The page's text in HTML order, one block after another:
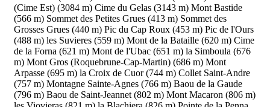
(Cime Est) (3084 m) Cime du Gelas (3143 m) Mont Bastide
(566 m) Sommet des Petites Grues (413 m) Sommet des
Grosses Grues (440 m) Pic du Cap Roux (453 m) Pic de l'Ours
(488 m) les Suvieres (559 m) Mont de la Bataille (620 m) Cime
de la Forna (621 m) Mont de l'Ubac (651 m) la Simboula (676
m) Mont Gros (Roquebrune-Cap-Martin) (686 m) Mont
Arpasse (695 m) la Croix de Cuor (744 m) Collet Saint-Andre
(757 m) Montagne Sainte-Agnes (766 m) Baou de la Gaude
(796 m) Baou de Saint-Jeannet (802 m) Mont Macaron (806 m)